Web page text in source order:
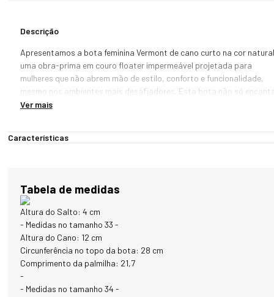
Descrição
Apresentamos a bota feminina Vermont de cano curto na cor
uma obra-prima em couro floater impermeável projetada para
mulheres que não abrem mão de estilo, conforto e funcionalidade,
mesmo nos ambientes mais desafiadores. Esta bota não só
visualmente, mas também oferece um desempenho excepcional em
O solado antiderrapante é especialmente concebido para
contra a umidade e adicionando resistência extra em ambientes
molhados, garantindo que seus pés permaneçam secos e
confortáveis em todas as situações.
A cor natural desta bota é um tom de bege neutro, tão prático
quanto elegante. Sua versatilidade permite fácil combinação com
uma variedade de looks, adicionando um toque de sofisticação a
qualquer conjunto.
Ver mais
Características
Tabela de medidas
Altura do Salto: 4 cm
- Medidas no tamanho 33 -
Altura do Cano: 12 cm
Circunferência no topo da bota: 28 cm
Comprimento da palmilha: 21,7
-
- Medidas no tamanho 34 -